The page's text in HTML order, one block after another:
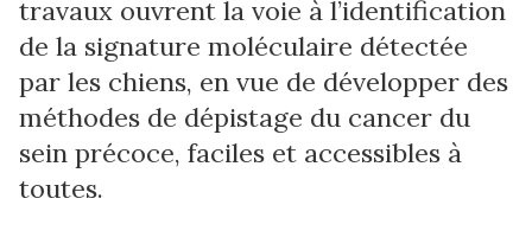
travaux ouvrent la voie à l’identification
de la signature moléculaire détectée
par les chiens, en vue de développer des
méthodes de dépistage du cancer du
sein précoce, faciles et accessibles à
toutes.